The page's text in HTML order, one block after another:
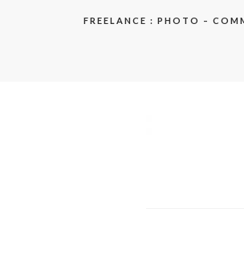
FREELANCE : PHOTO –